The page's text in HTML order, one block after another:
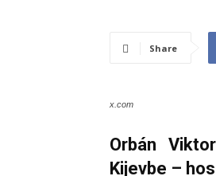
Share
x.com
Orbán
Kijevbe –